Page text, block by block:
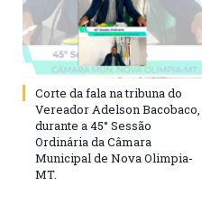
Corte da fala na tribuna do
Vereador Adelson Bacobaco,
durante a 45° Sessão
Ordinária da Câmara
Municipal de Nova Olimpia-
MT.